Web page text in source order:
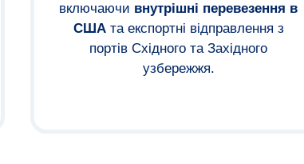
включаючи внутрішні перевезення в
СШАта експортні відправлення з
портів Східного та Західного
узбережжя.